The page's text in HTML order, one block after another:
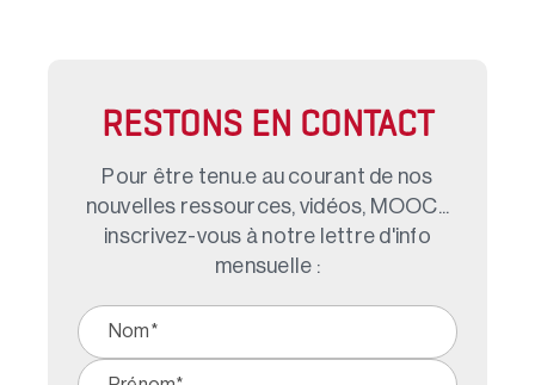
RESTONS EN CONTACT
Pour être tenu.e au courant de nos
nouvelles ressources, vidéos, MOOC...
inscrivez-vous à notre lettre d'info
mensuelle :